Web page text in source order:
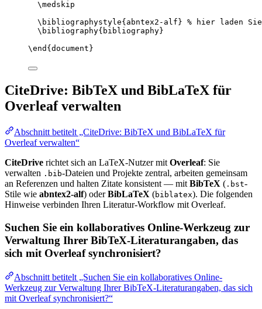
\medskip
\bibliographystyle{abntex2-alf} % hier laden
\bibliography{bibliography}
\end { document }
CiteDrive: BibTeX und BibLaTeX für
Overleaf verwalten
Abschnitt betitelt „CiteDrive: BibTeX und BibLaTeX für
Overleaf verwalten“
CiteDrive richtet sich an LaTeX-Nutzer mit Overleaf: Sie
verwalten .bib-Dateien und Projekte zentral, arbeiten gemeinsam
an Referenzen und halten Zitate konsistent — mit BibTeX ( .bst-
Stile wie abntex2-alf) oderBibLaTeX (biblatex). Die folgenden
Hinweise verbinden Ihren Literatur-Workflow mit Overleaf.
Suchen Sie ein kollaboratives Online-Werkzeug zur
Verwaltung Ihrer BibTeX-Literaturangaben, das
sich mit Overleaf synchronisiert?
Abschnitt betitelt „Suchen Sie ein kollaboratives Online-
Werkzeug zur Verwaltung Ihrer BibTeX-Literaturangaben, das sich
mit Overleaf synchronisiert?“